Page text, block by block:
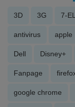
3D 3G 7-
antivirus apple
Dell Disney+
Fanpage
google chrome